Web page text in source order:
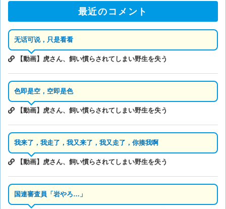
最近のコメント
无话可说，只是看看
【動画】虎さん、飼い慣らされてしまい野生を失う
色即是空，空即是色
【動画】虎さん、飼い慣らされてしまい野生を失う
我来了，我走了，我又来了，我又走了，你揍我啊
【動画】虎さん、飼い慣らされてしまい野生を失う
国連審査員「岩やろ…」